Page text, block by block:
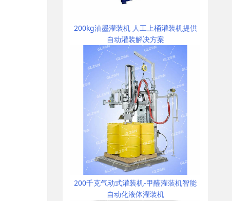
200kg油墨灌装机 人工上桶灌装机提供
自动灌装解决方案
200千克气动式灌装机-甲醛灌装机智能
自动化液体灌装机